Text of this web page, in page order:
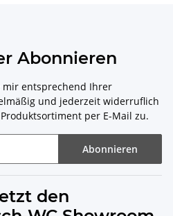
Abonnieren
mir entsprechend Ihrer
und jederzeit widerruflich
per E-Mail zu.
Abonnieren
den